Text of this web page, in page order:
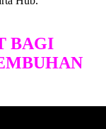
BAGI